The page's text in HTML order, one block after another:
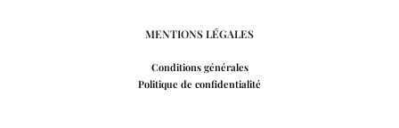
MENTIONS LÉGALES
Conditions générales
Politique de confidentialité